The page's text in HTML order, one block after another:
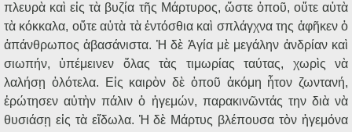
πλευρὰ καὶ εἰς τὰ βυζία τῆς Μάρτυρος, ὥστε ὁποῦ, οὔτε αὐτὰ
τὰ κόκκαλα, οὔτε αὐτὰ τὰ ἐντόσθια καὶ σπλάγχνα της ἀφῆκεν ὁ
ἀπάνθρωπος ἀβασάνιστα. Ἡ δὲ Ἁγία μὲ μεγάλην ἀνδρίαν καὶ
σιωπήν, ὑπέμεινεν ὅλας τὰς τιμωρίας ταύτας, χωρὶς νὰ
λαλήσῃ ὁλότελα. Εἰς καιρὸν δὲ ὁποῦ ἀκόμη ἦτον ζωντανή,
ἐρώτησεν αὐτὴν πάλιν ὁ ἡγεμών, παρακινῶντάς την διὰ νὰ
θυσιάσῃ εἰς τὰ εἴδωλα. Ἡ δὲ Μάρτυς βλέπουσα τὸν ἡγεμόνα